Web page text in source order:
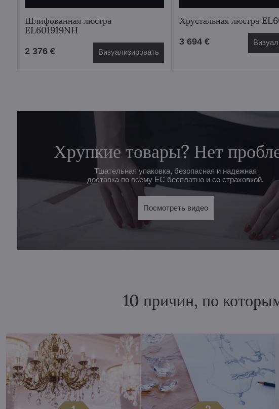
Шлифованная люстра
EL601919NH
2 376 € Визуализировать
Хрустальная люстра
3 694 €
Хрупкие товары? Нет
Тщательная упаковка, безопасная и надежная
доставка по всему ЕС бесплатно и со страховкой.
Посмотреть видео
10 причин, по